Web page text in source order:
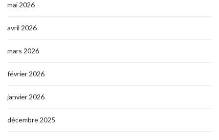
mai 2026
avril 2026
mars 2026
février 2026
janvier 2026
décembre 2025